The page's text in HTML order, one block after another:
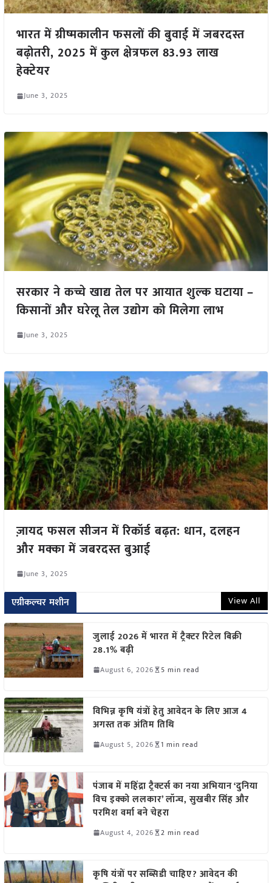
भारत में ग्रीष्मकालीन फसलों की बुवाई में जबरदस्त
बढ़ोतरी, 2025 में कुल क्षेत्रफल 83.93 लाख
हेक्टेयर
June 3, 2025
सरकार ने कच्चे खाद्य तेल पर आयात शुल्क घटाया –
किसानों और घरेलू तेल उद्योग को मिलेगा लाभ
June 3, 2025
ज़ायद फसल सीजन में रिकॉर्ड बढ़त: धान, दलहन
और मक्का में जबरदस्त बुआई
June 3, 2025
एग्रीकल्चर मशीन View All
जुलाई 2026 में भारत में ट्रैक्टर रिटेल बिक्री
28.1% बढ़ी
August 6, 2026 5 min read
विभिन्न कृषि यंत्रों हेतु आवेदन के लिए आज 4
अगस्त तक अंतिम तिथि
August 5, 2026 1 min read
पंजाब में महिंद्रा ट्रैक्टर्स का नया अभियान ‘दुनिया
विच इक्को ललकार’ लॉन्च, सुखबीर सिंह और
परमिश वर्मा बने चेहरा
August 4, 2026 2 min read
कृषि यंत्रों पर सब्सिडी चाहिए? आवेदन की